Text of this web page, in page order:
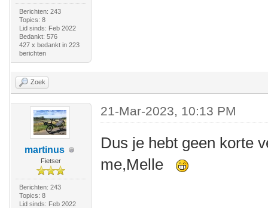
Berichten: 243
Topics: 8
Lid sinds: Feb 2022
Bedankt: 576
427 x bedankt in 223
berichten
Zoek
martinus
Fietser
Berichten: 243
Topics: 8
Lid sinds: Feb 2022
21-Mar-2023, 10:13 PM
Dus je hebt geen korte
me,Melle